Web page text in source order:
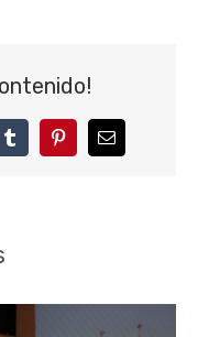
TumblrPinterestCorreo
electrónico